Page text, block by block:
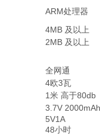
ARM处理器
4MB 及以上
2MB 及以上
全网通
4欧3瓦
1米 高于80db
3.7V 2000mAh
5V1A
48小时